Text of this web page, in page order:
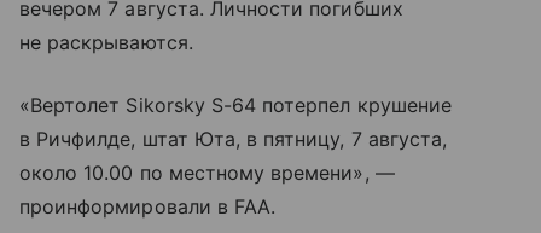
вечером 7 августа. Личности погибших
не раскрываются.
«Вертолет Sikorsky S-64 потерпел крушение
в Ричфилде, штат Юта, в пятницу, 7 августа,
около 10.00 по местному времени», —
проинформировали в FAA.